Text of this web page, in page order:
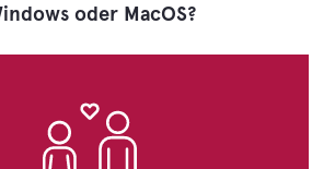
oder MacOS?